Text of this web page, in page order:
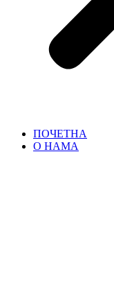
ПОЧЕТНА
О НАМА